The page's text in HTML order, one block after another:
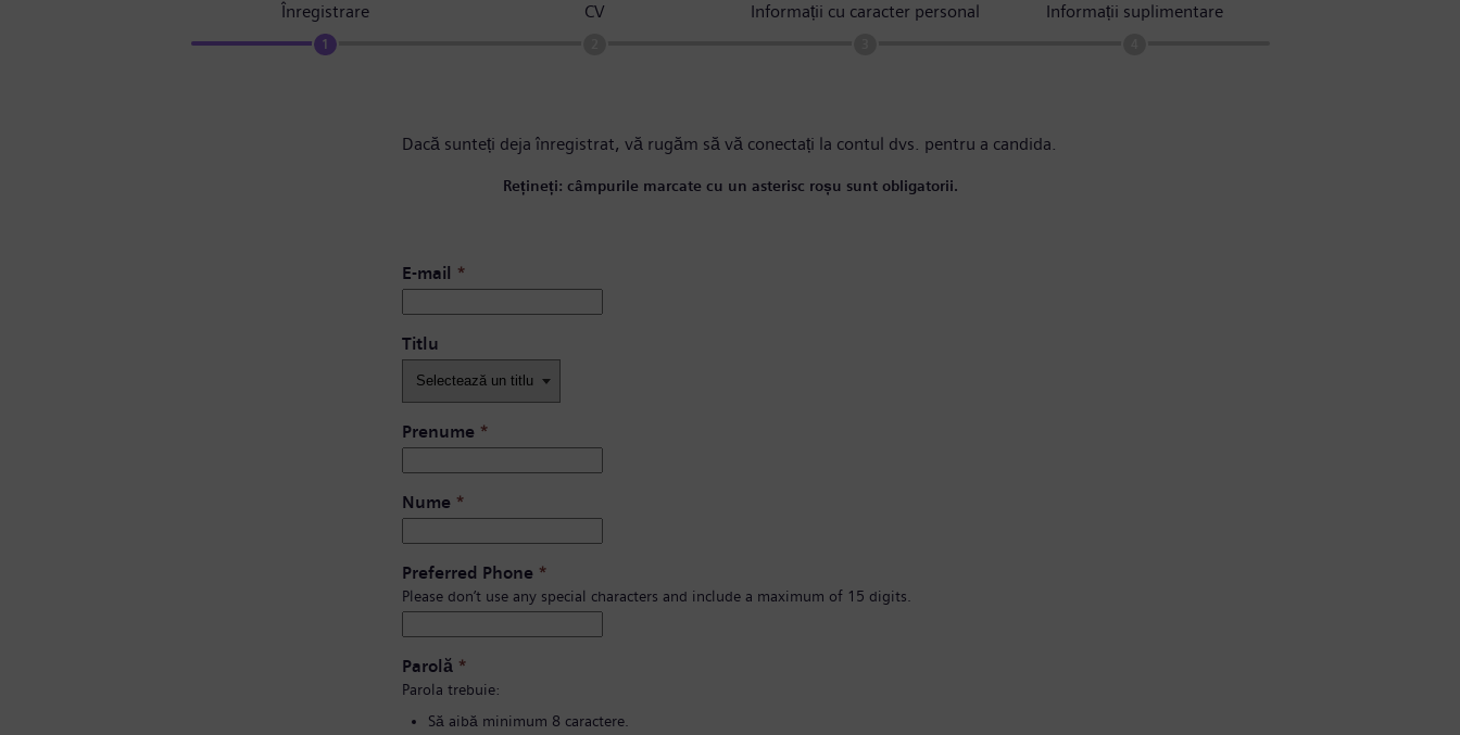
Înregistrare
1
CV Informații cu caracter personal Informații suplimentare
Dacă sunteți deja înregistrat, vă rugăm să vă conectați la contul dvs. pentru a candida.
Rețineți: câmpurile marcate cu un asterisc roșu sunt obligatorii.
E-mail *
Titlu
Prenume *
Nume *
Preferred Phone *
Please don’t use any special characters and include a maximum of 15 digits.
Parolă *
Parola trebuie:
Să aibă minimum 8 caractere.